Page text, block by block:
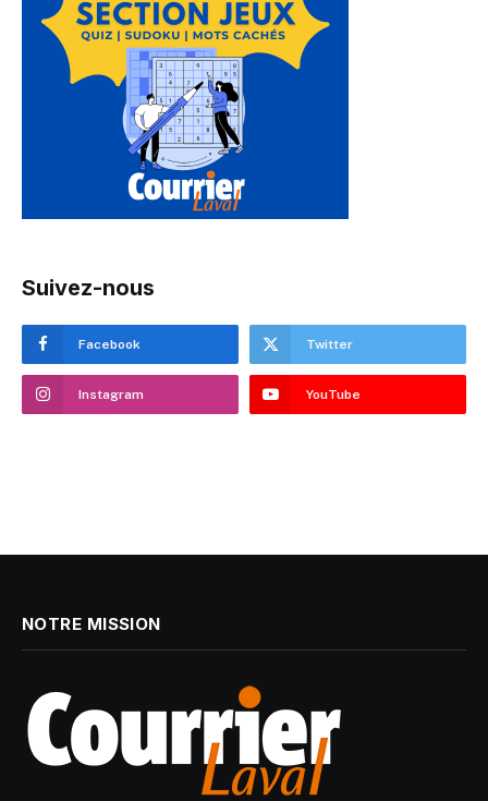
Suivez-nous
Facebook Twitter
Instagram YouTube
NOTRE MISSION